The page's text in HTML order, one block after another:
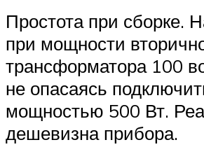
Простота при сборке.
при мощности
трансформатора 100
не опасаясь
мощностью 500 Вт.
дешевизна прибора.